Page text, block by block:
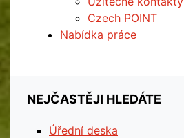
Czech POINT
Nabídka práce
NEJČASTĚJI HLEDÁTE
Úřední deska